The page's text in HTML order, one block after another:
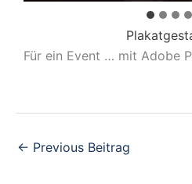
Für ein Event … mit Adobe
← Previous Beitrag